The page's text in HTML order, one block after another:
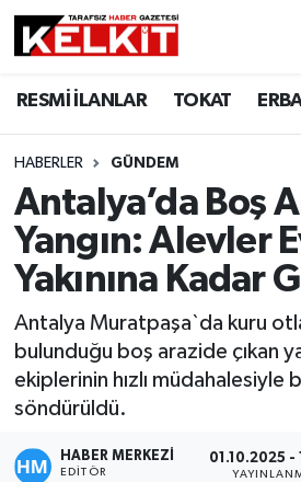
RESMİ İLANLAR TOKAT
HABERLER GÜNDEM
Antalya’da Boş
Yangın: Alevler
Yakınına Kadar
Antalya Muratpaşa`da kuru
bulunduğu boş arazide çıkan
ekiplerinin hızlı müdahalesiyle
söndürüldü.
HABER MERKEZİ
EDITÖR
01.10.2025 -